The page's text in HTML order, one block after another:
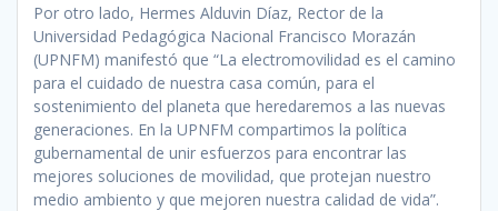
Por otro lado, Hermes Alduvin Díaz, Rector de la
Universidad Pedagógica Nacional Francisco Morazán
(UPNFM) manifestó que “La electromovilidad es el camino
para el cuidado de nuestra casa común, para el
sostenimiento del planeta que heredaremos a las nuevas
generaciones. En la UPNFM compartimos la política
gubernamental de unir esfuerzos para encontrar las
mejores soluciones de movilidad, que protejan nuestro
medio ambiento y que mejoren nuestra calidad de vida”.